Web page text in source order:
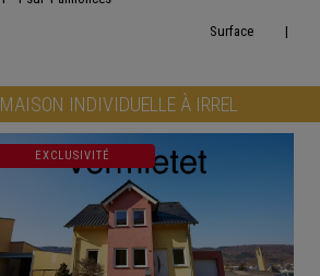
Surface
|
MAISON INDIVIDUELLE À IRREL
EXCLUSIVITÉ